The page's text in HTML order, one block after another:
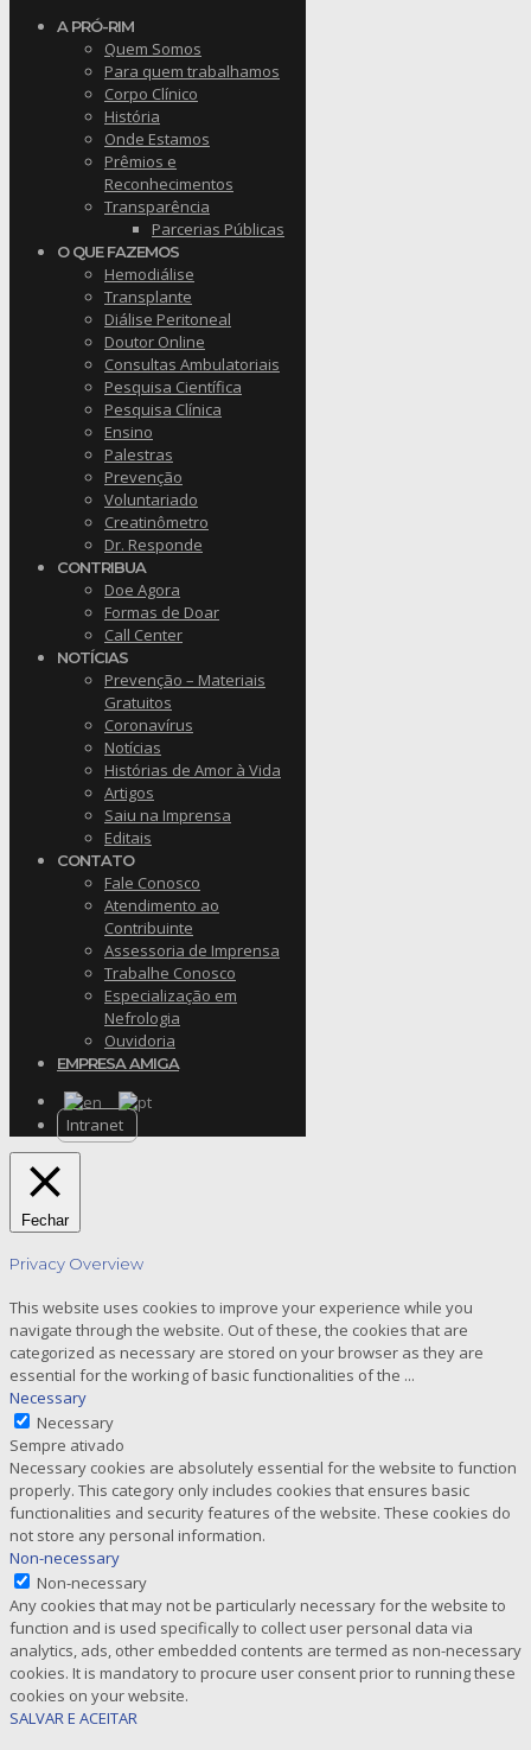
A PRÓ-RIM
Quem Somos
Para quem trabalhamos
Corpo Clínico
História
Onde Estamos
Prêmios e
Reconhecimentos
Transparência
Parcerias Públicas
O QUE FAZEMOS
Hemodiálise
Transplante
Diálise Peritoneal
Doutor Online
Consultas Ambulatoriais
Pesquisa Científica
Pesquisa Clínica
Ensino
Palestras
Prevenção
Voluntariado
Creatinômetro
Dr. Responde
CONTRIBUA
Doe Agora
Formas de Doar
Call Center
NOTÍCIAS
Prevenção – Materiais
Gratuitos
Coronavírus
Notícias
Histórias de Amor à Vida
Artigos
Saiu na Imprensa
Editais
CONTATO
Fale Conosco
Atendimento ao
Contribuinte
Assessoria de Imprensa
Trabalhe Conosco
Especialização em
Nefrologia
Ouvidoria
EMPRESA AMIGA
Intranet
Fechar
Privacy Overview
This website uses cookies to improve your experience while you
navigate through the website. Out of these, the cookies that are
categorized as necessary are stored on your browser as they are
essential for the working of basic functionalities of the ...
Necessary
Necessary
Sempre ativado
Necessary cookies are absolutely essential for the website to function
properly. This category only includes cookies that ensures basic
functionalities and security features of the website. These cookies do
not store any personal information.
Non-necessary
Non-necessary
Any cookies that may not be particularly necessary for the website to
function and is used specifically to collect user personal data via
analytics, ads, other embedded contents are termed as non-necessary
cookies. It is mandatory to procure user consent prior to running these
cookies on your website.
SALVAR E ACEITAR